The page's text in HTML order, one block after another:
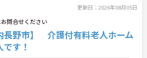
更新日：2026年08月05日
問合せください
長野市】 介護付有料老人ホーム
す！